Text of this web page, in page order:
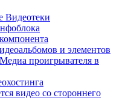
Видеотеки
и элементов
проигрывателя в
видео со стороннего